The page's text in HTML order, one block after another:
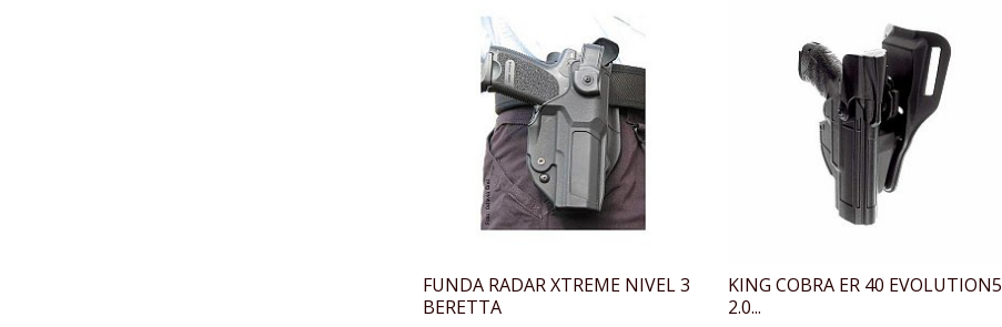
FUNDA RADAR XTREME NIVEL 3
BERETTA
KING COBRA ER 40 EVOLUTION5
2.0...